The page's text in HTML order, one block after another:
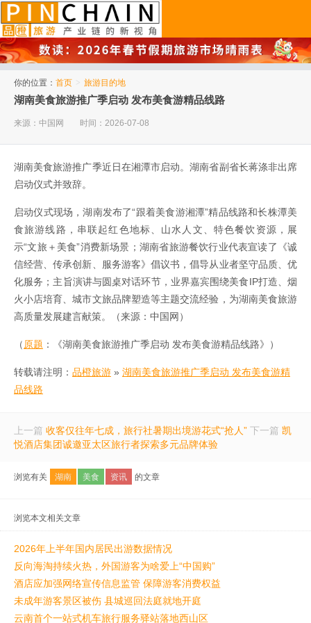
你的位置： 首页 > 旅游目的地
湖南美食旅游推广季启动 发布美食游精品线路
来源：中国网 时间：2026-07-08
湖南美食旅游推广季近日在湘潭市启动。湖南省副省长蒋涤非出席
启动仪式并致辞。
启动仪式现场，湖南发布了“跟着美食游湘潭”精品线路和长株潭美
食旅游线路，串联起红色地标、山水人文、特色餐饮资源，展
示“文旅＋美食”消费新场景；湖南省旅游餐饮行业代表宣读了《诚
信经营、传承创新、服务游客》倡议书，倡导从业者坚守品质、优
化服务；主旨演讲与圆桌对话环节，业界嘉宾围绕美食IP打造、烟
火小店培育、城市文旅品牌塑造等主题交流经验，为湖南美食旅游
高质量发展建言献策。（来源：中国网）
（原题 ：《湖南美食旅游推广季启动 发布美食游精品线路》）
转载请注明： 品橙旅游 » 湖南美食旅游推广季启动 发布美食游精
品线路
上一篇 收客仅往年七成，旅行社暑期出境游花式“抢人” 下一篇 凯
悦酒店集团诚邀亚太区旅行者探索多元品牌体验
浏览有关 湖南 美食 资讯 的文章
浏览本文相关文章
2026年上半年国内居民出游数据情况
反向海淘持续火热，外国游客为啥爱上“中国购”
酒店应加强网络宣传信息监管 保障游客消费权益
未成年游客景区被伤 县城巡回法庭就地开庭
云南首个一站式机车旅行服务驿站落地西山区